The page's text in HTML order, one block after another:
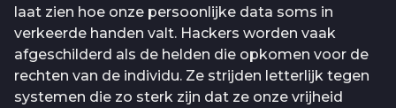
laat zien hoe onze persoonlijke data soms in
verkeerde handen valt. Hackers worden vaak
afgeschilderd als de helden die opkomen voor de
rechten van de individu. Ze strijden letterlijk tegen
systemen die zo sterk zijn dat ze onze vrijheid